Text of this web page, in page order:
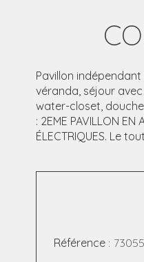
Pavillon
véranda, séjour
water-closet,
: 2EME PAVILLON EN
ÉLECTRIQUES. Le
Référence